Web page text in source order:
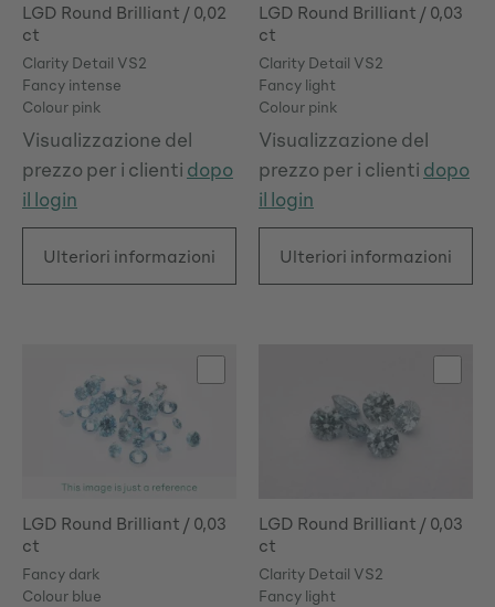
LGD Round Brilliant / 0,02
ct
Clarity Detail VS2
Fancy intense
Colour pink
Visualizzazione del
prezzo per i clienti dopo
il login
Ulteriori informazioni
LGD Round Brilliant / 0,03
ct
Clarity Detail VS2
Fancy light
Colour pink
Visualizzazione del
prezzo per i clienti dopo
il login
Ulteriori informazioni
LGD Round Brilliant / 0,03
ct
Fancy dark
Colour blue
LGD Round Brilliant / 0,03
ct
Clarity Detail VS2
Fancy light